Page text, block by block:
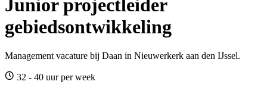
Junior projectleider
gebiedsontwikkeling
Management vacature bij Daan in Nieuwerkerk aan den IJssel.
32 - 40 uur per week